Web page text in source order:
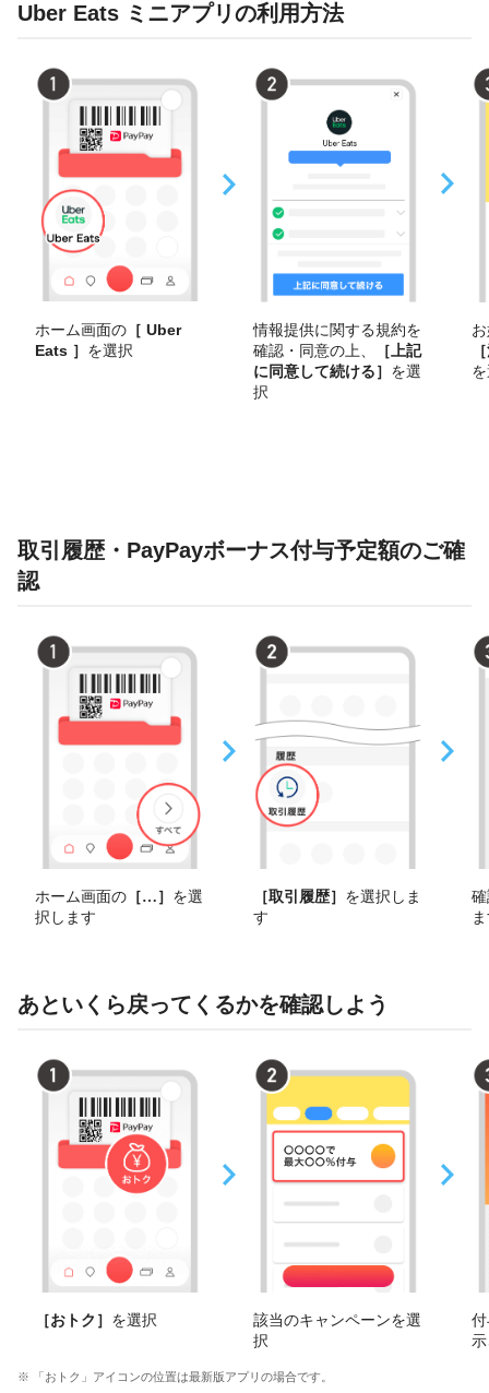
Uber Eats ミニアプリの利用方法
ホーム画面の ［ Uber
Eats ］ を選択
情報提供に関する規約を
確認・同意の上、
［上記
に同意して続ける］ を選
択
取引履歴・PayPayボーナス付与予定額のご確
認
ホーム画面の ［その他
］ を選
択します
［取引履歴］ を選択しま
す
あといくら戻ってくるかを確認しよう
［おトク］ を選択
該当のキャンペーンを選
択
※ 「おトク」アイコンの位置は最新版アプリの場合です。